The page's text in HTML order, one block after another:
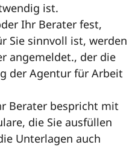
ist.
Ihr Berater fest,
Sie sinnvoll ist, werden
angemeldet., der die
der Agentur für Arbeit
Berater bespricht mit
die Sie ausfüllen
Unterlagen auch